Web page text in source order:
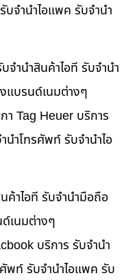
จำนำไอแพค รับจำนำ
จำนำสินค้าไอที รับจำนำ
แบรนด์เนมต่างๆ
า Tag Heuer บริการ
นำโทรศัพท์ รับจำนำไอ
ค้าไอที รับจำนำมือถือ
เนมต่างๆ
บริการ รับจำนำ
พท์ รับจำนำไอแพค รับ